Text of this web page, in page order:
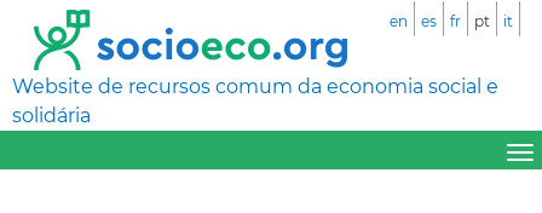
Website de recursos comum da economia social e
solidária
en es fr pt it